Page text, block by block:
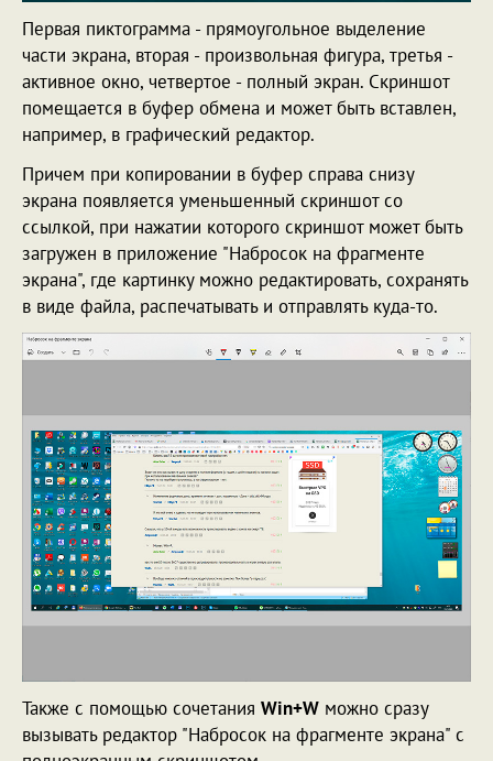
Первая пиктограмма - прямоугольное выделение
части экрана, вторая - произвольная фигура, третья -
активное окно, четвертое - полный экран. Скриншот
помещается в буфер обмена и может быть вставлен,
например, в графический редактор.
Причем при копировании в буфер справа снизу
экрана появляется уменьшенный скриншот со
ссылкой, при нажатии которого скриншот может быть
загружен в приложение "Набросок на фрагменте
экрана", где картинку можно редактировать, сохранять
в виде файла, распечатывать и отправлять куда-то.
Также с помощью сочетания Win+W можно сразу
вызывать редактор "Набросок на фрагменте экрана" с